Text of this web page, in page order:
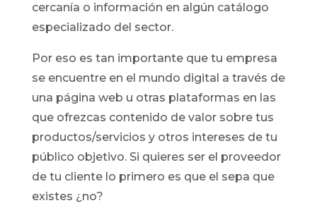
cercanía o información en algún catálogo
especializado del sector.
Por eso es tan importante que tu empresa
se encuentre en el mundo digital a través de
una página web u otras plataformas en las
que ofrezcas contenido de valor sobre tus
productos/servicios y otros intereses de tu
público objetivo. Si quieres ser el proveedor
de tu cliente lo primero es que el sepa que
existes ¿no?